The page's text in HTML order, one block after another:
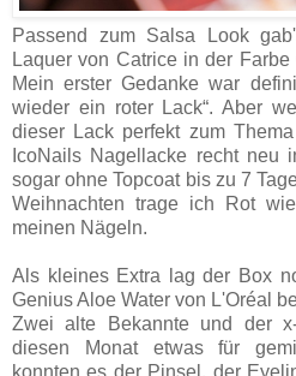
Passend zum Salsa Look
Laquer von Catrice in der Farbe
Mein erster Gedanke war
wieder ein roter Lack“. Aber
dieser Lack perfekt zum
IcoNails Nagellacke recht neu
sogar ohne Topcoat bis zu 7
Weihnachten trage ich Rot
meinen Nägeln.
Als kleines Extra lag der Box
Genius Aloe Water von L'Oréal
Zwei alte Bekannte und der
diesen Monat etwas für